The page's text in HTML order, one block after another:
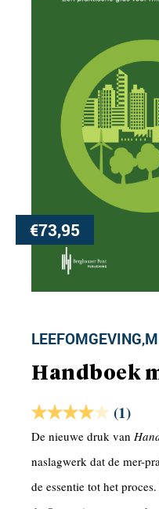
€73,95
LEEFOMGEVING,
Handboek
(1)
De nieuwe druk van
naslagwerk dat de mer-
de essentie tot het